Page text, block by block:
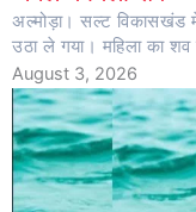
अल्मोड़ा। सल्ट विकासखंड
उठा ले गया। महिला का
August 3, 2026